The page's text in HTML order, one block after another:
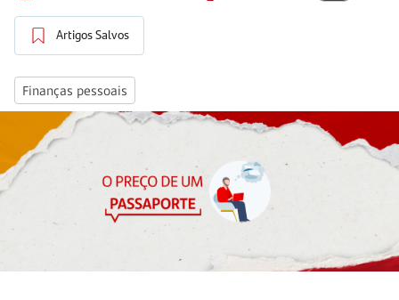
Artigos Salvos
Finanças pessoais